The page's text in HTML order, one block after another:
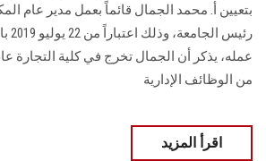
بتعيين أ. محمد الجمال قائماً بعمل مدير عام
من الوظائف الإدارية
اقرأ المزيد